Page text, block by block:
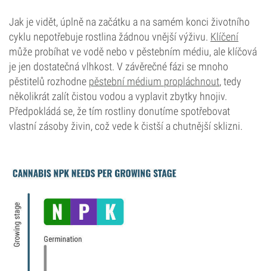
Jak je vidět, úplně na začátku a na samém konci životního
cyklu nepotřebuje rostlina žádnou vnější výživu. Klíčení
může probíhat ve vodě nebo v pěstebním médiu, ale klíčová
je jen dostatečná vlhkost. V závěrečné fázi se mnoho
pěstitelů rozhodne pěstební médium propláchnout, tedy
několikrát zalít čistou vodou a vyplavit zbytky hnojiv.
Předpokládá se, že tím rostliny donutíme spotřebovat
vlastní zásoby živin, což vede k čistší a chutnější sklizni.